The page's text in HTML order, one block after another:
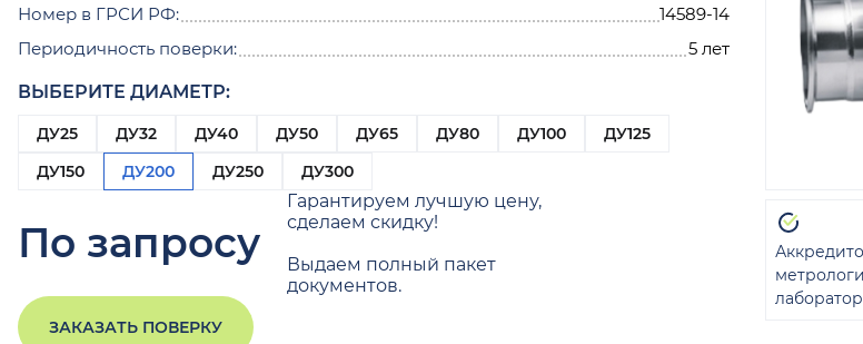
Номер в ГРСИ РФ:
14589-14
Периодичность поверки:
5 лет
ВЫБЕРИТЕ ДИАМЕТР:
ДУ25 ДУ32 ДУ40 ДУ50 ДУ65 ДУ80 ДУ100
ДУ125
ДУ150
ДУ200 ДУ250 ДУ300
По запросу
Гарантируем лучшую цену,
сделаем скидку!
Выдаем полный пакет
документов.
ЗАКАЗАТЬ ПОВЕРКУ